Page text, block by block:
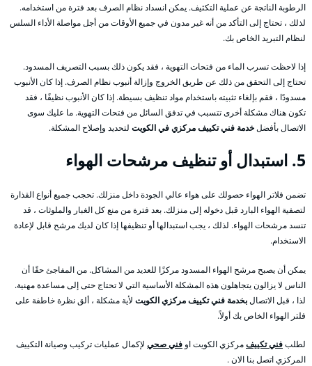
الرطوبة الناتجة عن عملية التكثيف. يمكن انسداد نظام الصرف بعد فترة من استخدامه.
لذلك ، تحتاج إلى التأكد من أنه غير مدون في جميع الأوقات من أجل مواصلة الأداء السلس
لنظام التبريد الخاص بك.
إذا لاحظت تسرب الماء من فتحات التهوية ، فقد يكون ذلك بسبب التصريف المسدود.
تحتاج إلى التحقق من ذلك عن طريق الخروج وإزالة أنبوب نظام الصرف. إذا كان الأنبوب
مسدودًا ، فقم بإلغاء تثبيته باستخدام مواد تنظيف بسيطة. إذا كان الأنبوب نظيفًا ، فقد
تكون هناك مشكلة أخرى تتسبب في تدفق السائل من فتحات التهوية. ما عليك سوى
الاتصال بأفضلخدمة فني تكييف مركزي في الكويت لتحديد وإصلاح المشكلة.
5. استبدال أو تنظيف مرشحات الهواء
تضمن فلاتر الهواء حصولك على هواء عالي الجودة داخل منزلك. تحجب جميع أنواع القذارة
لتصفية الهواء البارد قبل دخوله إلى منزلك. بعد فترة من منع كل الغبار والملوثات ، قد
تنسد مرشحات الهواء. لذلك ، يجب استبدالها أو تنظيفها إذا كان لديك مرشح قابل لإعادة
الاستخدام.
يمكن أن يصبح مرشح الهواء المسدود مركزًا للعديد من المشاكل. من المفاجئ حقًا أن
الناس لا يزالون يتجاهلون هذه المشكلة الأساسية التي لا تحتاج حتى إلى مساعدة مهنية.
لذا ، قبل الاتصالبخدمة فني تكييف مركزي الكويت لأية مشكلة ، ألق نظرة خاطفة على
فلتر الهواء الخاص بك أولاً.
لطلبفني تكييفمركزي الكويت او فني صحي لإكمال عمليات تركيب وصيانة التكييف
المركزي اتصل بنا الان .